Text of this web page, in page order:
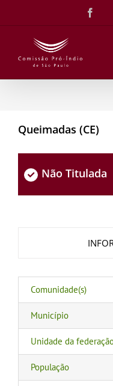
conteúdo
Queimadas (CE)
Não Titulada
Comunidade(s)
Município
Unidade da
População